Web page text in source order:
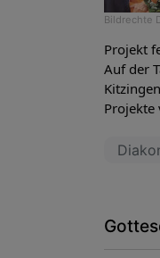
Bildrechte
Projekt
Auf der
Projekte